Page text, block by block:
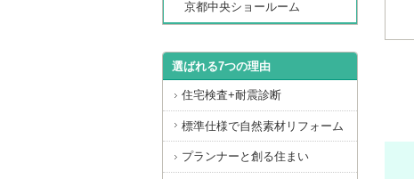
京都中央ショールーム
選ばれる7つの理由
住宅検査+耐震診断
標準仕様で自然素材リフォーム
プランナーと創る住まい